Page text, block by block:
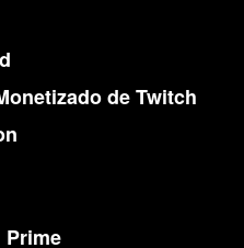
de Twitch
Prime